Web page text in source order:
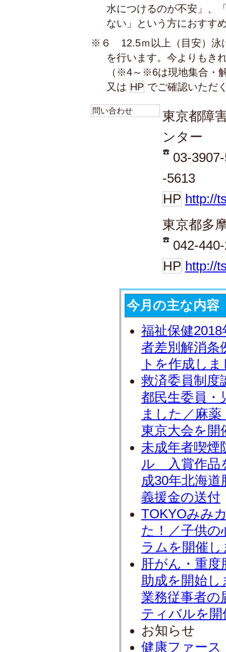
水につけるのが不安」、
ない」という方におすす
※６ 12.5ｍ以上（目安）泳
を行います。今よりもき
（※4～※6は現地集合・
又は HP でご確認いただ
問い合わせ
東京都障
ンター
03-
-5613
HP http://
東京都多
042-
HP http://
今月の主な内容
福祉保健
者差別解消条
トを作成し
救済委員制
都民生委員・
ました／麻
東京大会を開
未成年者喫煙
ル 入賞作品
成30年北海
義援金の送付
TOKYOみみ
た！／子供の
ラムを開催し
肝がん・重度
助成を開始し
業務従事者の
ティバルを
お知らせ
健康ファース